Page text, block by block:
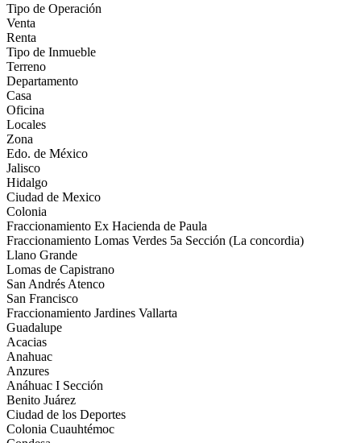
Tipo de Operación
Venta
Renta
Tipo de Inmueble
Terreno
Departamento
Casa
Oficina
Locales
Zona
Edo. de México
Jalisco
Hidalgo
Ciudad de Mexico
Colonia
Fraccionamiento Ex Hacienda de Paula
Fraccionamiento Lomas Verdes 5a Sección (La concordia)
Llano Grande
Lomas de Capistrano
San Andrés Atenco
San Francisco
Fraccionamiento Jardines Vallarta
Guadalupe
Acacias
Anahuac
Anzures
Anáhuac I Sección
Benito Juárez
Ciudad de los Deportes
Colonia Cuauhtémoc